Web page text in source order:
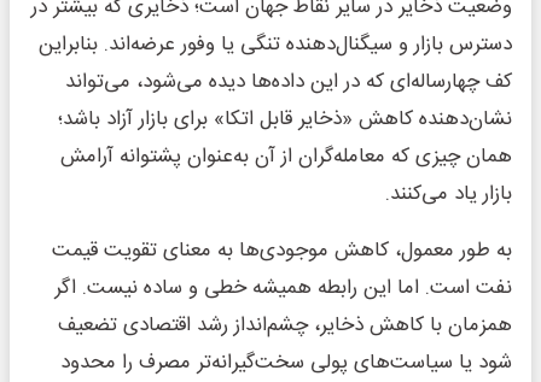
وضعیت ذخایر در سایر نقاط جهان است؛ ذخایری که بیشتر در
دسترس بازار و سیگنال‌دهنده تنگی یا وفور عرضه‌اند. بنابراین
کف چهارساله‌ای که در این داده‌ها دیده می‌شود، می‌تواند
نشان‌دهنده کاهش «ذخایر قابل اتکا» برای بازار آزاد باشد؛
همان چیزی که معامله‌گران از آن به‌عنوان پشتوانه آرامش
بازار یاد می‌کنند.
به طور معمول، کاهش موجودی‌ها به معنای تقویت قیمت
نفت است. اما این رابطه همیشه خطی و ساده نیست. اگر
همزمان با کاهش ذخایر، چشم‌انداز رشد اقتصادی تضعیف
شود یا سیاست‌های پولی سخت‌گیرانه‌تر مصرف را محدود